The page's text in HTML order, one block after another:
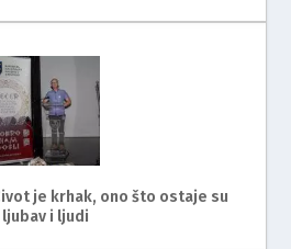
je krhak, ono što ostaje su
ljubav i ljudi